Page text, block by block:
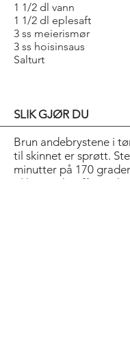
1 1/2 dl vann
1 1/2 dl eplesaft
3 ss meierismør
3 ss hoisinsaus
Salturt
SLIK GJØR DU
Brun andebrystene i
til skinnet er sprøtt.
minutter på 170
til kjøttet har fått en